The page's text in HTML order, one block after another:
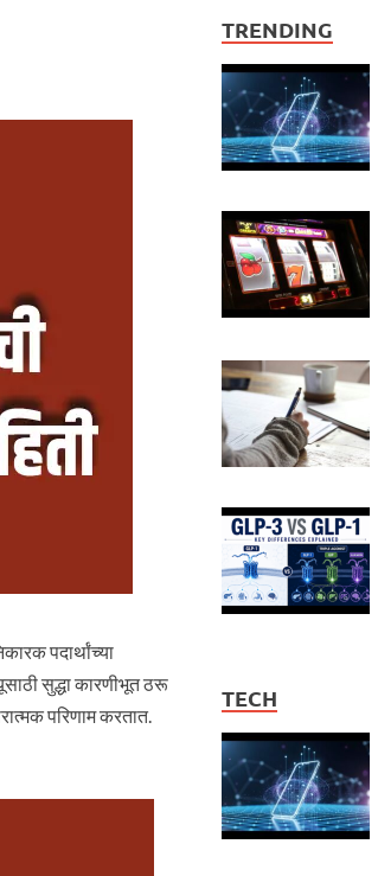
पदार्थांच्या
सुद्धा कारणीभूत ठरू
परिणाम करतात.
TRENDING
TECH